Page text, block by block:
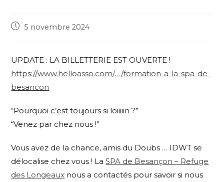
5 novembre 2024
UPDATE : LA BILLETTERIE EST OUVERTE !
https://www.helloasso.com/…/formation-a-la-spa-de-
besancon
“Pourquoi c’est toujours si loiiiiin ?”
“Venez par chez nous !”
Vous avez de la chance, amis du Doubs … IDWT se
délocalise chez vous ! LaSPA de Besançon – Refuge
des Longeaux nous a contactés pour savoir si nous